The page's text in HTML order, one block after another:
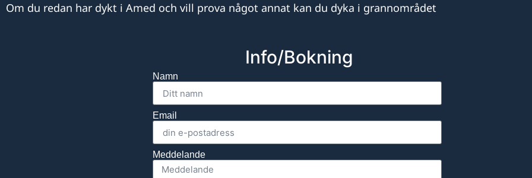
Om du redan har dykt i Amed och vill prova något annat kan du dyka i grannområdet
Info/Bokning
Namn
Email
Meddelande